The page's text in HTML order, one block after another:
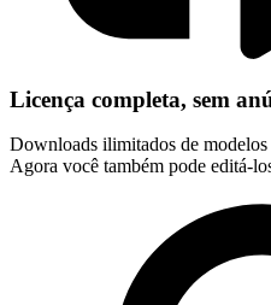
Licença completa, sem
Downloads ilimitados de modelos
Agora você também pode editá-